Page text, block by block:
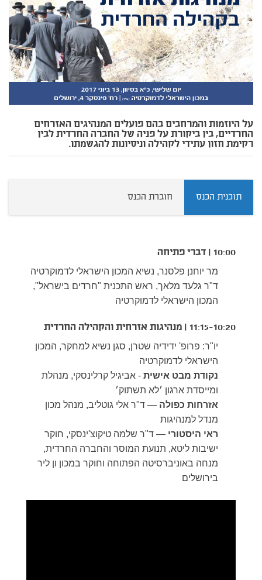
על היוזמות והמרחבים בהם פועלים המנהיגים האזרחים
החרדיים, בין ביקורת על פניה של החברה החרדית לבין
רקימת חזון עתידי לקהילה וניסיונות להגשמתו.
תוכנית הכנס חוברת הכנס
10:00 | דברי פתיחה
מר יוחנן פלסנר, נשיא המכון הישראלי לדמוקרטיה
ד"ר גלעד מלאך, ראש התכנית "חרדים בישראל",
המכון הישראלי לדמוקרטיה
11:15-10:20 | מנהיגות אזרחית והקהילה החרדית
יו"ר: פרופ' ידידיה שטרן, סגן נשיא למחקר, המכון
הישראלי לדמוקרטיה
נקודת מבט אישית - אביגיל קרלינסקי, מנהלת
ומייסדת ארגון ׳לא תשתוק׳
אזרחות כפולה — ד"ר אלי גוטליב, מנהל מכון
מנדל למנהיגות
ראי היסטורי — ד"ר שלמה טיקוצ'ינסקי, חוקר
ישיבות ליטא, תנועת המוסר והחברה החרדית,
מנחה באוניברסיטה הפתוחה וחוקר במכון ון ליר
בירושלים